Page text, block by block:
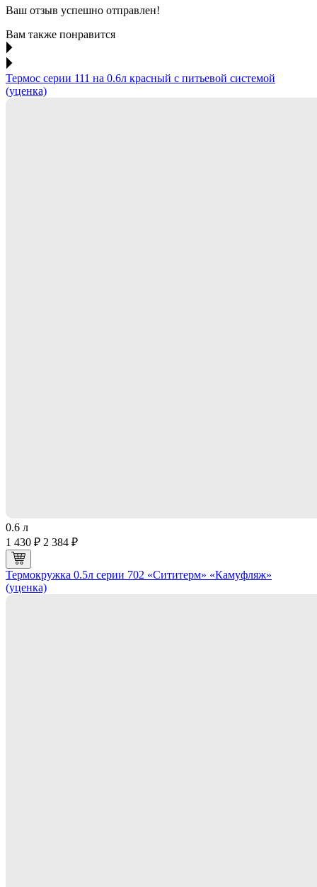
Ваш отзыв успешно отправлен!
Вам также понравится
Термос серии 111 на 0.6л красный с питьевой системой
(уценка)
0.6 л
1 430 ₽ 2 384 ₽
Термокружка 0.5л серии 702 «Сититерм» «Камуфляж»
(уценка)